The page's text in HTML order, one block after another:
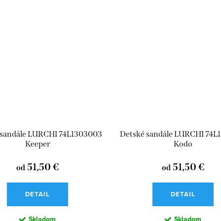
LURCHI 74L1303003
Keeper
od 51,50 €
DETAIL
Skladom
Detské sandále LURCHI
Kodo
od 51,50 €
DETAIL
Skladom